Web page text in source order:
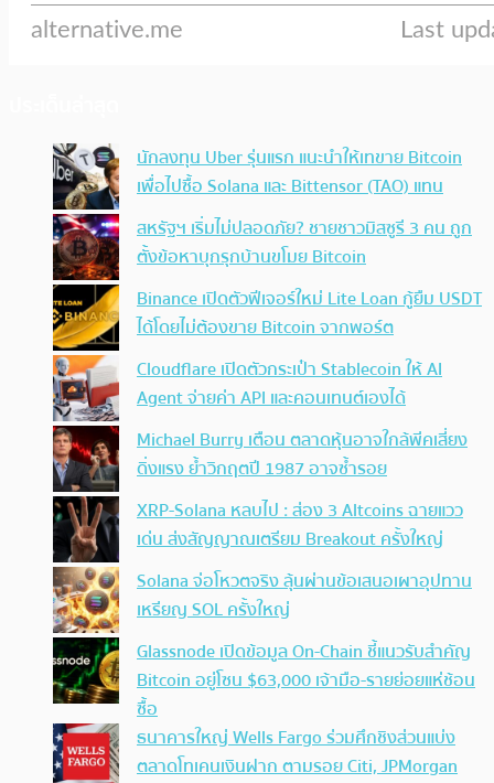
นักลงทุน Uber รุ่นแรก แนะนำให้เทขาย Bitcoin
เพื่อไปซื้อ Solana และ Bittensor (TAO) แทน
สหรัฐฯ เริ่มไม่ปลอดภัย? ชายชาวมิสซูรี 3 คน ถูก
ตั้งข้อหาบุกรุกบ้านขโมย Bitcoin
Binance เปิดตัวฟีเจอร์ใหม่ Lite Loan กู้ยืม USDT
ได้โดยไม่ต้องขาย Bitcoin จากพอร์ต
Cloudflare เปิดตัวกระเป๋า Stablecoin ให้ AI
Agent จ่ายค่า API และคอนเทนต์เองได้
Michael Burry เตือน ตลาดหุ้นอาจใกล้พีคเสี่ยง
ดิ่งแรง ย้ำวิกฤตปี 1987 อาจซ้ำรอย
XRP-Solana หลบไป : ส่อง 3 Altcoins ฉายแวว
เด่น ส่งสัญญาณเตรียม Breakout ครั้งใหญ่
Solana จ่อโหวตจริง ลุ้นผ่านข้อเสนอเผาอุปทาน
เหรียญ SOL ครั้งใหญ่
Glassnode เปิดข้อมูล On-Chain ชี้แนวรับสำคัญ
Bitcoin อยู่โซน $63,000 เจ้ามือ-รายย่อยแห่ช้อน
ซื้อ
ธนาคารใหญ่ Wells Fargo ร่วมศึกชิงส่วนแบ่ง
ตลาดโทเคนเงินฝาก ตามรอย Citi, JPMorgan